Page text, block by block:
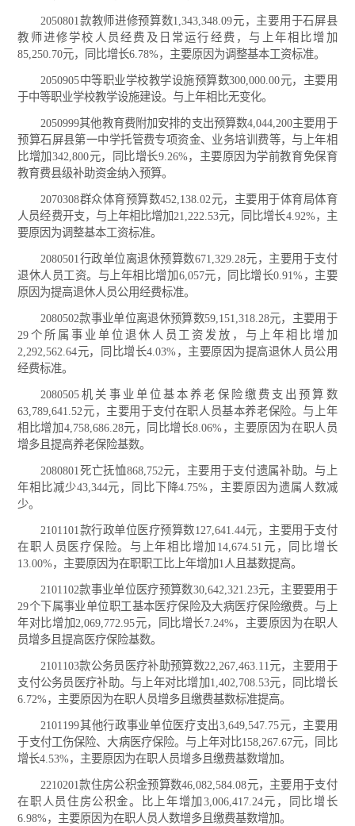
2050801款教师进修预算数1,343,348.09元，主要用于石屏县
教师进修学校人员经费及日常运行经费，与上年相比增加
85,250.70元，同比增长6.78%，主要原因为调整基本工资标准。
2050905中等职业学校教学设施预算数300,000.00元，主要用
于中等职业学校教学设施建设。与上年相比无变化。
2050999其他教育费附加安排的支出预算数4,044,200主要用于
预算石屏县第一中学托管费专项资金、业务培训费等，与上年相
比增加342,800元，同比增长9.26%，主要原因为学前教育免保育
教育费县级补助资金纳入预算。
2070308群众体育预算数452,138.02元，主要用于体育局体育
人员经费开支，与上年相比增加21,222.53元，同比增长4.92%，主
要原因为调整基本工资标准。
2080501行政单位离退休预算数671,329.28元，主要用于支付
退休人员工资。与上年相比增加6,057元，同比增长0.91%，主要
原因为提高退休人员公用经费标准。
2080502款事业单位离退休预算数59,151,318.28元，主要用于
29个所属事业单位退休人员工资发放，与上年相比增加
2,292,562.64元，同比增长4.03%，主要原因为提高退休人员公用
经费标准。
2080505机关事业单位基本养老保险缴费支出预算数
63,789,641.52元，主要用于支付在职人员基本养老保险。与上年
相比增加4,758,686.28元，同比增长8.06%，主要原因为在职人员
增多且提高养老保险基数。
2080801死亡抚恤868,752元，主要用于支付遗属补助。与上
年相比减少43,344元，同比下降4.75%，主要原因为遗属人数减
少。
2101101款行政单位医疗预算数127,641.44元，主要用于支付
在职人员医疗保险。与上年相比增加14,674.51元，同比增长
13.00%，主要原因为在职职工比上年增加1人且基数提高。
2101102款事业单位医疗预算数30,642,321.23元，主要要用于
29个下属事业单位职工基本医疗保险及大病医疗保险缴费。与上
年对比增加2,069,772.95元，同比增长7.24%，主要原因为在职人
员增多且提高医疗保险基数。
2101103款公务员医疗补助预算数22,267,463.11元，主要用于
支付公务员医疗补助。与上年对比增加1,402,708.53元，同比增长
6.72%，主要原因为在职人员增多且缴费基数标准提高。
2101199其他行政事业单位医疗支出3,649,547.75元，主要用
于支付工伤保险、大病医疗保险。与上年对比158,267.67元，同比
增长4.53%，主要原因为在职人员增多且缴费基数增加。
2210201款住房公积金预算数46,082,584.08元，主要用于支付
在职人员住房公积金。比上年增加3,006,417.24元，同比增长
6.98%，主要原因为在职人员人数增多且缴费基数增加。